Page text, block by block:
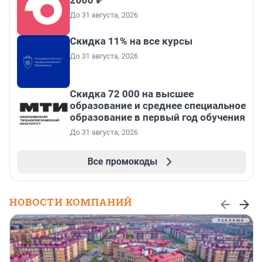
До 31 августа, 2026
Скидка 11% на все курсы
До 31 августа, 2026
Скидка 72 000 на высшее
образование и среднее специальное
образование в первый год обучения
До 31 августа, 2026
Все промокоды
НОВОСТИ КОМПАНИЙ